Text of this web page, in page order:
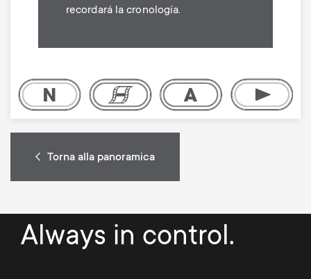
recordará la cronología.
Image
Torna alla panoramica
Always in control.